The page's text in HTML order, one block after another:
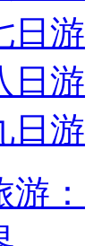
日游
日游
日游
：